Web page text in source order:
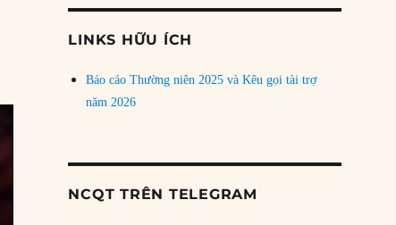
LINKS HỮU ÍCH
Báo cáo Thường niên 2025 và Kêu gọi tài trợ
năm 2026
NCQT TRÊN TELEGRAM